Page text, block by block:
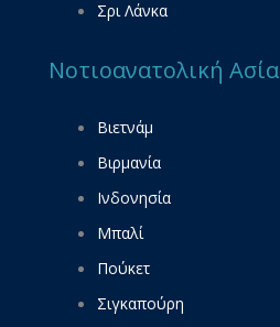
Σρι Λάνκα
Νοτιοανατολική Ασία
Βιετνάμ
Βιρμανία
Ινδονησία
Μπαλί
Πούκετ
Σιγκαπούρη